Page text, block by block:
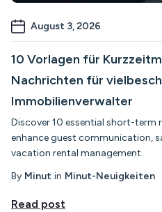
August 3, 2026
10 Vorlagen für
Nachrichten für
Immobilienverwalter
Discover 10 essential short-term
enhance guest communication,
vacation rental management.
By Minut in Minut-Neuigkeiten
Read post